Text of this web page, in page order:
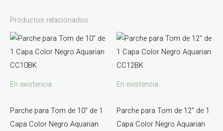
Productos relacionados
En existencia
Parche para Tom de 10″ de 1
Capa Color Negro Aquarian
En existencia
Parche para Tom de 12″ de 1
Capa Color Negro Aquarian